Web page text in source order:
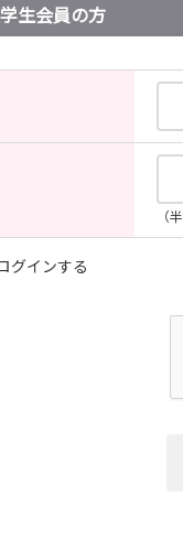
生会員の方
（
グインする